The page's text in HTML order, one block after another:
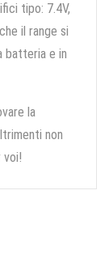
tipo: 7.4V,
il range si
batteria e in
la
non